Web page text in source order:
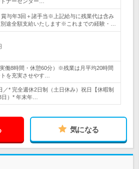
賞与年3回＋諸手当※上記給与に残業代は含み
途全額支給いたします※これまでの経験・…
働8時間・休憩60分）※残業は月平均20時間
を充実させやす…
／* 完全週休2日制（土日休み）祝日【休暇制
）* 年末年…
気になる